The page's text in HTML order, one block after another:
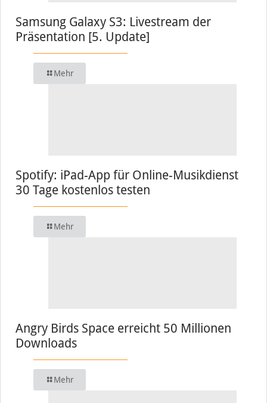
Samsung Galaxy S3: Livestream der
Präsentation [5. Update]
Mehr
Spotify: iPad-App für Online-Musikdienst
30 Tage kostenlos testen
Mehr
Angry Birds Space erreicht 50 Millionen
Downloads
Mehr